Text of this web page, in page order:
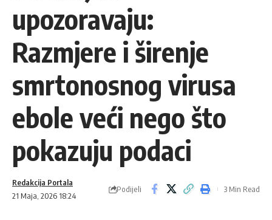
upozoravaju:
Razmjere i širenje
smrtonosnog virusa
ebole veći nego što
pokazuju podaci
21 Maja, 2026 18:24
Redakcija Portala
Podijeli 3 Min Read